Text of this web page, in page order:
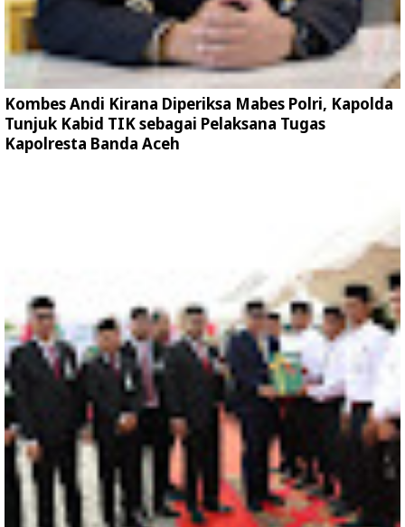
Kombes Andi Kirana Diperiksa Mabes Polri, Kapolda
Tunjuk Kabid TIK sebagai Pelaksana Tugas
Kapolresta Banda Aceh